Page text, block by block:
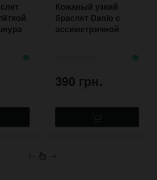
Кожаный узкий
браслет Danio с
ассиметричной
390 грн.
← →